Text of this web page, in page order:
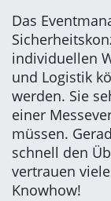
Das
individuellen
und Logistik
werden. Sie
einer
müssen.
schnell den
vertrauen
Knowhow!